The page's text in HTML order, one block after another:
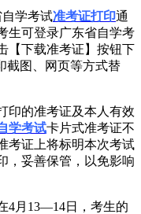
学考试准考证打印通
生可登录广东省自学考
【下载准考证】按钮下
截图、网页等方式替
的准考证及本人有效
学考试卡片式准考证不
考证上将标明本次考试
，妥善保管，以免影响
月13—14日，考生的